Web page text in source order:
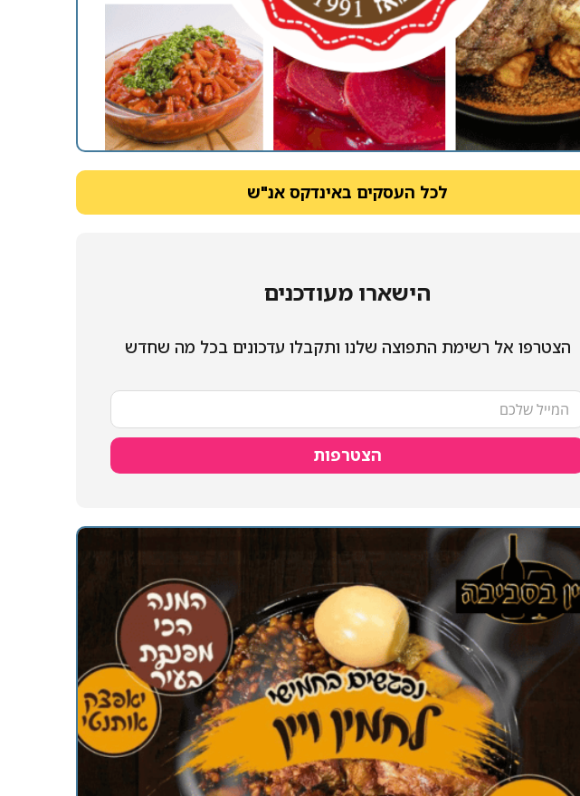
לכל העסקים באינדקס אנ"ש
הישארו מעודכנים
הצטרפו אל רשימת התפוצה שלנו ותקבלו עדכונים בכל מה שחדש
הצטרפות